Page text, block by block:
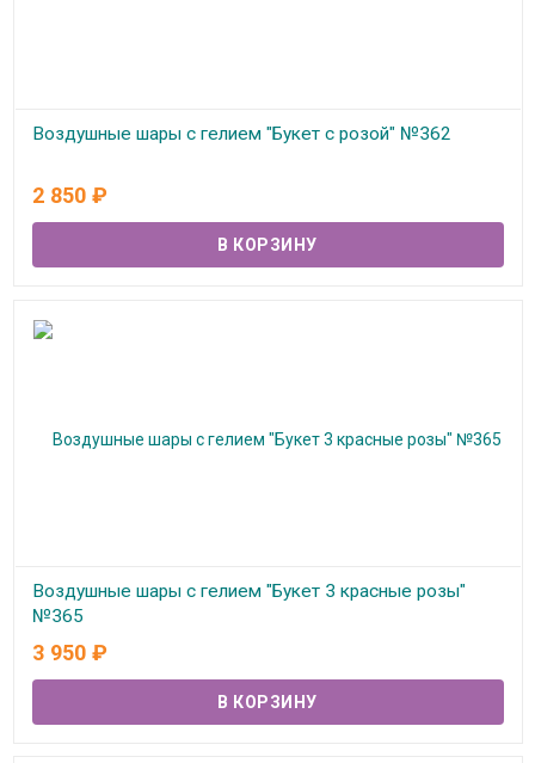
Воздушные шары с гелием "Букет с розой" №362
2 850 ₽
Воздушные шары с гелием "Букет 3 красные розы"
№365
В наличии
3 950 ₽